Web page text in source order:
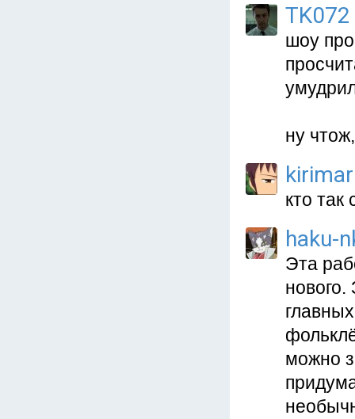
TK072
шоу
ну
кто так
haku-
Эта
можно